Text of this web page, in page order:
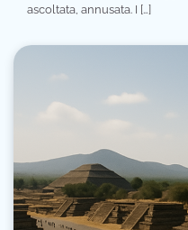
ascoltata, annusata. I […]